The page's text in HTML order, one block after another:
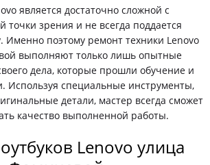
является достаточно сложной с
точки зрения и не всегда поддается
Именно поэтому ремонт техники Lenovo
выполняют только лишь опытные
дела, которые прошли обучение и
Используя специальные инструменты,
детали, мастер всегда сможет
качество выполненной работы.
Lenovo улица